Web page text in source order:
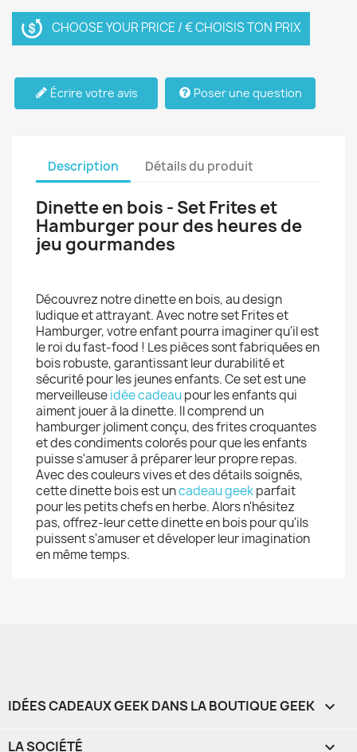
CHOOSE YOUR PRICE / € CHOISIS TON PRIX
Écrire votre avis Poser une question
Description Détails du produit
Dinette en bois - Set Frites et
Hamburger pour des heures de
jeu gourmandes
Découvrez notre dinette en bois, au design
ludique et attrayant. Avec notre set Frites et
Hamburger, votre enfant pourra imaginer qu'il est
le roi du fast-food ! Les pièces sont fabriquées en
bois robuste, garantissant leur durabilité et
sécurité pour les jeunes enfants. Ce set est une
merveilleuseidée cadeaupour les enfants qui
aiment jouer à la dinette. Il comprend un
hamburger joliment conçu, des frites croquantes
et des condiments colorés pour que les enfants
puisse s'amuser à préparer leur propre repas.
Avec des couleurs vives et des détails soignés,
cette dinette bois est uncadeau geekparfait
pour les petits chefs en herbe. Alors n'hésitez
pas, offrez-leur cette dinette en bois pour qu'ils
puissent s'amuser et déveloper leur imagination
en même temps.
IDÉES CADEAUX GEEK DANS LA BOUTIQUE GEEK 
LA SOCIÉTÉ 